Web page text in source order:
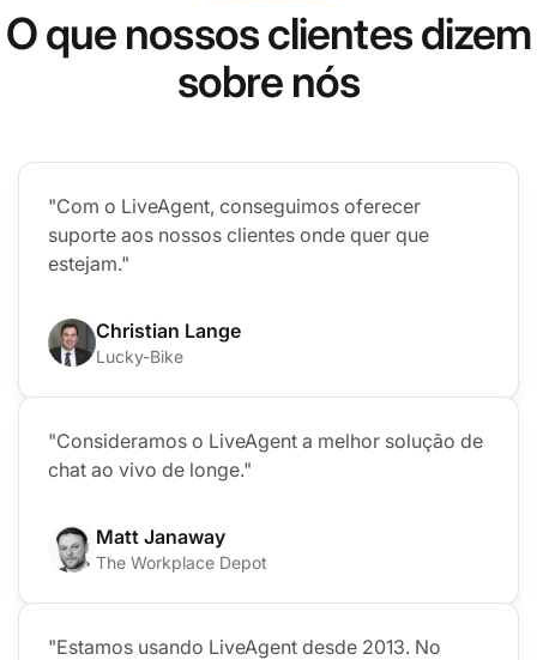
O que nossos clientes dizem
sobre nós
"Com o LiveAgent, conseguimos oferecer
suporte aos nossos clientes onde quer que
estejam."
Christian Lange
Lucky-Bike
"Consideramos o LiveAgent a melhor solução de
chat ao vivo de longe."
Matt Janaway
The Workplace Depot
"Estamos usando LiveAgent desde 2013. No